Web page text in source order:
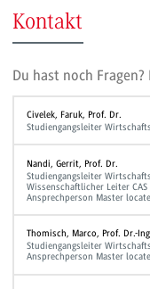
Kontakt
Du hast noch
Civelek, Faruk, Prof. Dr.
Studiengangsleiter
Nandi, Gerrit, Prof. Dr.
Studiengangsleiter
Wissenschaftlicher Leiter
Ansprechperson Master
Thomisch, Marco, Prof. Dr.-
Studiengangsleiter
Ansprechperson Master